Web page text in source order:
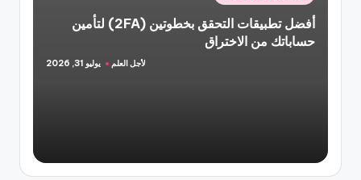
في
أفضل تطبيقات التحقق بخطوتين (2FA) لتأمين
حساباتك من الاختراق
تمّ
لأجل العلم يوليو 31, 2026